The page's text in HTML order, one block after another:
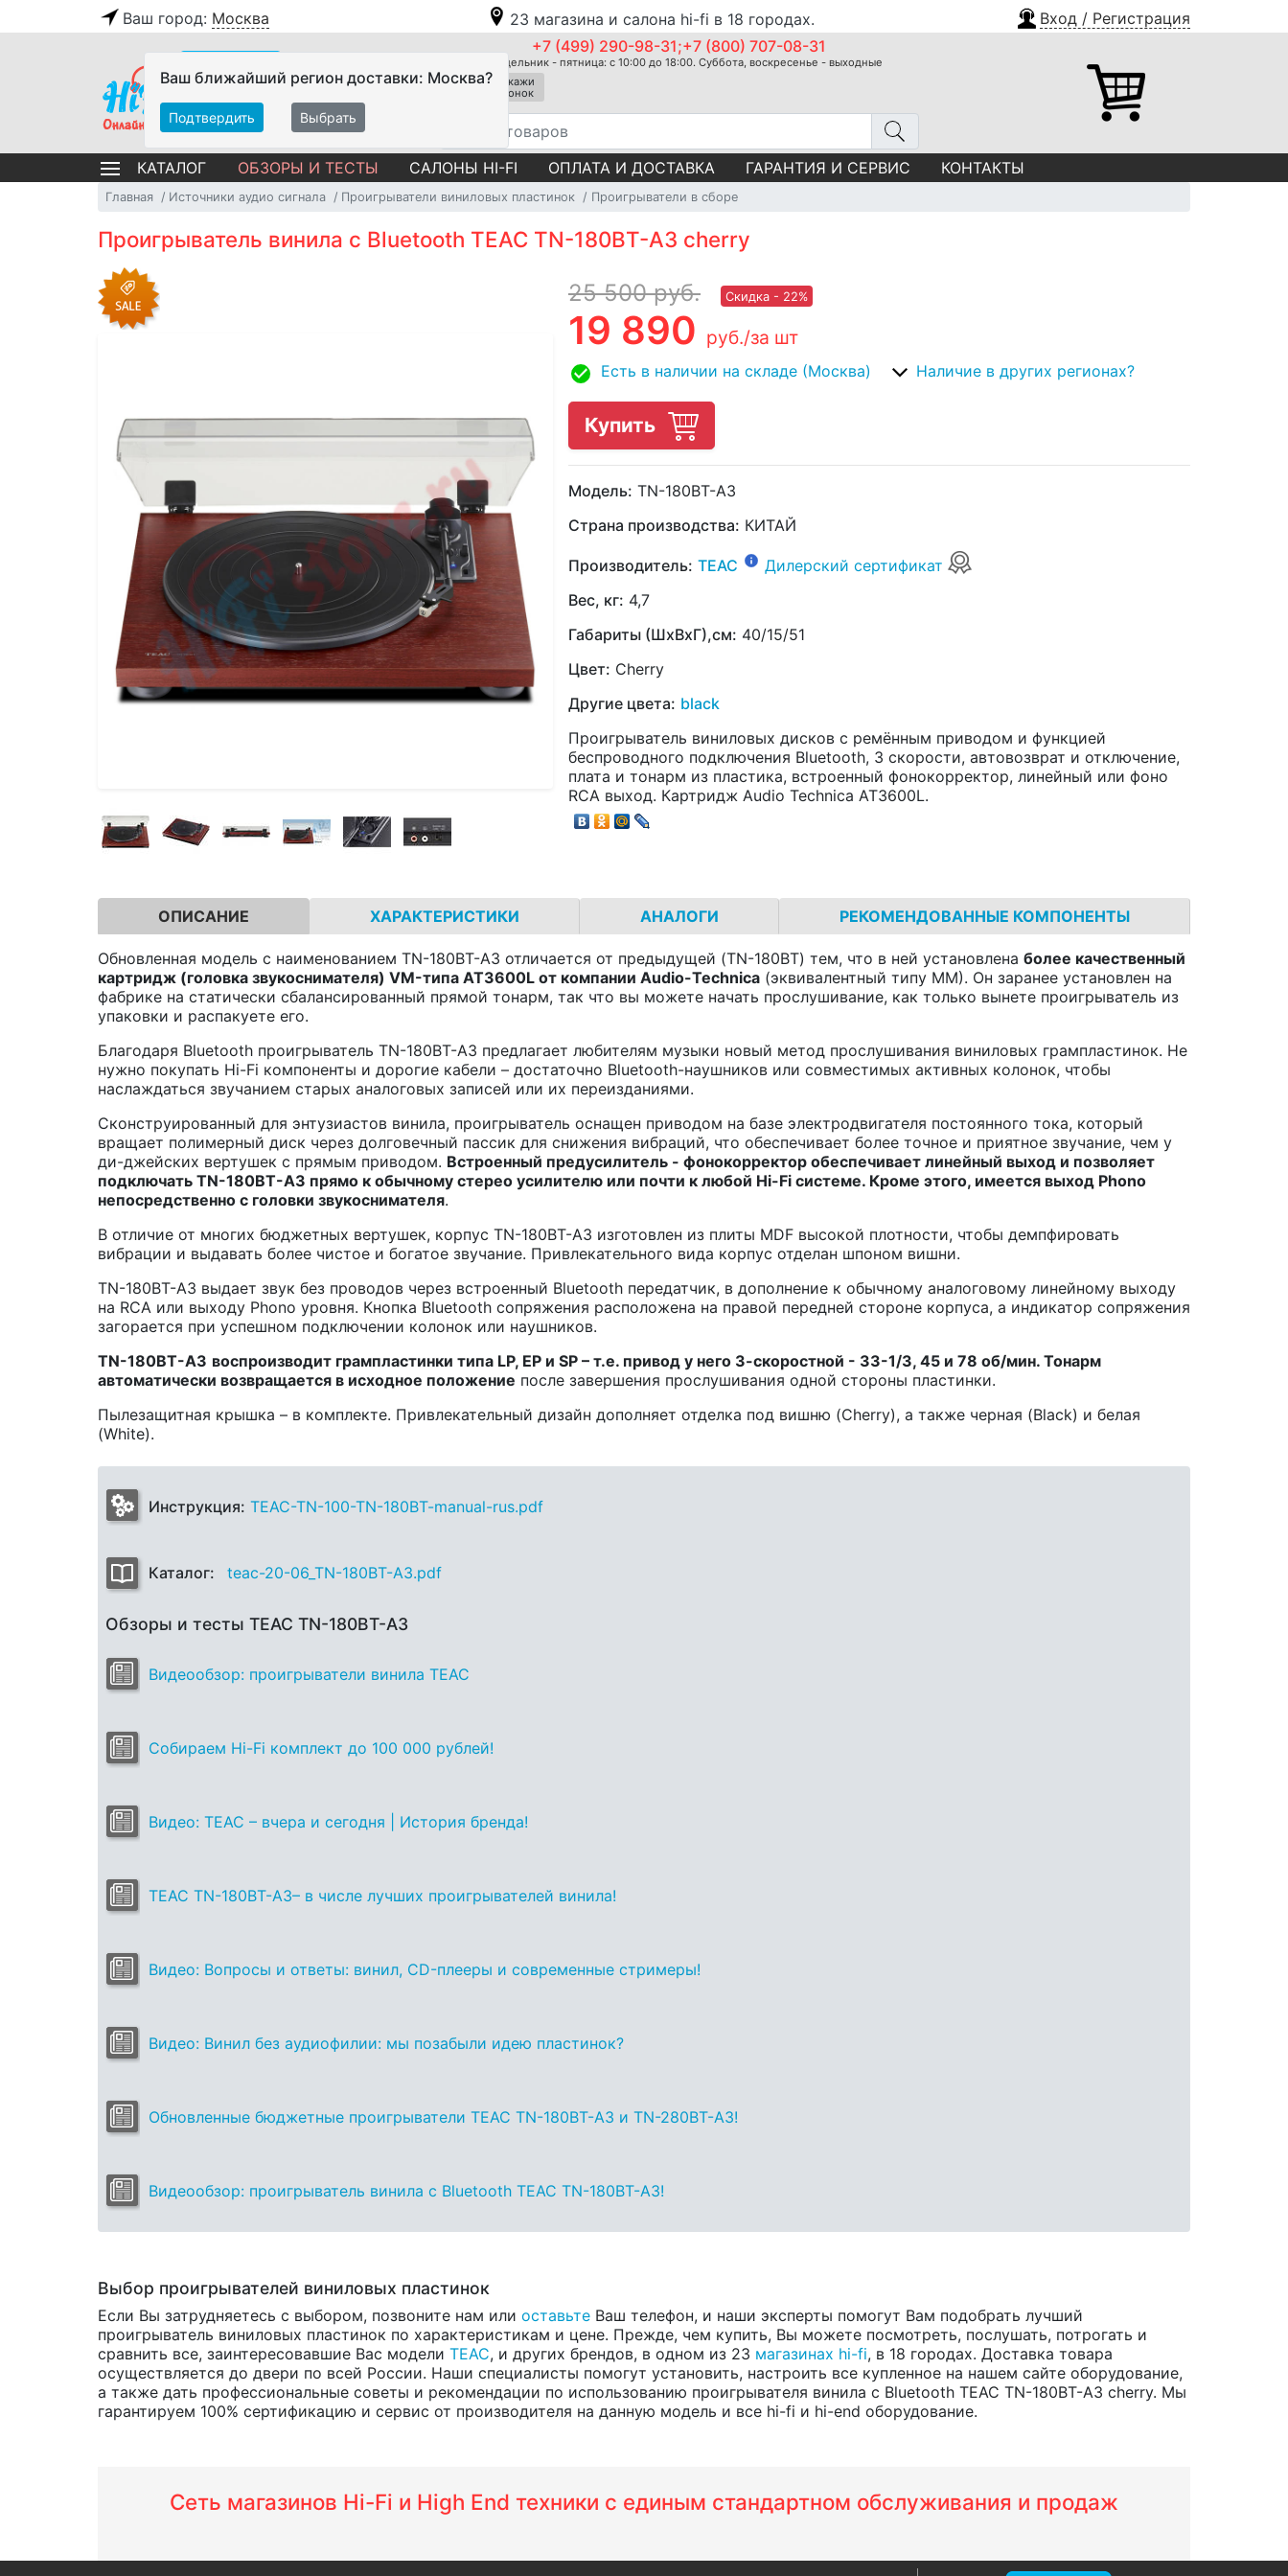
Ваш город: Москва 23 магазина и салона hi-fi в 18 городах. Вход / Регистрация
Ваш ближайший регион доставки: Москва?
Подтвердить Выбрать
+7 (499) 290-98-31;+7 (800) 707-08-31
Понедельник - пятница: с 10:00 до 18:00. Суббота, воскресенье - выходные
Закажи
звонок
КАТАЛОГ ОБЗОРЫ И ТЕСТЫ САЛОНЫ HI-FI ОПЛАТА И ДОСТАВКА ГАРАНТИЯ И СЕРВИС КОНТАКТЫ
Главная Источники аудио сигнала Проигрыватели виниловых пластинок Проигрыватели в сборе
Проигрыватель винила с Bluetooth TEAC TN-180BT-A3 cherry
25 500руб. Скидка - 22%
19 890 руб./за шт
Есть в наличии на складе (Москва) Наличие в других регионах?
Купить
Модель: TN-180BT-A3
Страна производства: КИТАЙ
Производитель: TEAC
Дилерский сертификат
Вес, кг: 4,7
Габариты (ШхВхГ),см: 40/15/51
Цвет: Cherry
Другие цвета: black
Проигрыватель виниловых дисков с ремённым приводом и функцией
беспроводного подключения Bluetooth, 3 скорости, автовозврат и отключение,
плата и тонарм из пластика, встроенный фонокорректор, линейный или фоно
RCA выход. Картридж Audio Technica AT3600L.
ОПИСАНИЕ ХАРАКТЕРИСТИКИ АНАЛОГИ РЕКОМЕНДОВАННЫЕ КОМПОНЕНТЫ
Обновленная модель с наименованием TN-180BT-A3 отличается от предыдущей (TN-180BT) тем, что в ней установлена более качественный
картридж (головка звукоснимателя) VM-типа AT3600L от компании Audio-Technica (эквивалентный типу MM). Он заранее установлен на
фабрике на статически сбалансированный прямой тонарм, так что вы можете начать прослушивание, как только вынете проигрыватель из
упаковки и распакуете его.
Благодаря Bluetooth проигрыватель TN-180BT-A3 предлагает любителям музыки новый метод прослушивания виниловых грампластинок. Не
нужно покупать Hi-Fi компоненты и дорогие кабели – достаточно Bluetooth-наушников или совместимых активных колонок, чтобы
наслаждаться звучанием старых аналоговых записей или их переизданиями.
Сконструированный для энтузиастов винила, проигрыватель оснащен приводом на базе электродвигателя постоянного тока, который
вращает полимерный диск через долговечный пассик для снижения вибраций, что обеспечивает более точное и приятное звучание, чем у
ди-джейских вертушек с прямым приводом. Встроенный предусилитель - фонокорректор обеспечивает линейный выход и позволяет
подключать TN-180BT-A3 прямо к обычному стерео усилителю или почти к любой Hi-Fi системе. Кроме этого, имеется выход Phono
непосредственно с головки звукоснимателя.
В отличие от многих бюджетных вертушек, корпус TN-180BT-A3 изготовлен из плиты MDF высокой плотности, чтобы демпфировать
вибрации и выдавать более чистое и богатое звучание. Привлекательного вида корпус отделан шпоном вишни.
TN-180BT-A3 выдает звук без проводов через встроенный Bluetooth передатчик, в дополнение к обычному аналоговому линейному выходу
на RCA или выходу Phono уровня. Кнопка Bluetooth сопряжения расположена на правой передней стороне корпуса, а индикатор сопряжения
загорается при успешном подключении колонок или наушников.
TN-180BT-A3 воспроизводит грампластинки типа LP, EP и SP – т.е. привод у него 3-скоростной - 33-1/3, 45 и 78 об/мин. Тонарм
автоматически возвращается в исходное положение после завершения прослушивания одной стороны пластинки.
Пылезащитная крышка – в комплекте. Привлекательный дизайн дополняет отделка под вишню (Cherry), а также черная (Black) и белая
(White).
Инструкция: TEAC-TN-100-TN-180BT-manual-rus.pdf
Каталог: teac-20-06_TN-180BT-A3.pdf
Обзоры и тесты TEAC TN-180BT-A3
Видеообзор: проигрыватели винила TEAC
Собираем Hi-Fi комплект до 100 000 рублей!
Видео: TEAC – вчера и сегодня | История бренда!
TEAC ТN-180BT-A3– в числе лучших проигрывателей винила!
Видео: Вопросы и ответы: винил, CD-плееры и современные стримеры!
Видео: Винил без аудиофилии: мы позабыли идею пластинок?
Обновленные бюджетные проигрыватели TEAC TN-180BT-A3 и TN-280BT-A3!
Видеообзор: проигрыватель винила с Bluetooth TEAC TN-180BT-A3!
Выбор проигрывателей виниловых пластинок
Если Вы затрудняетесь с выбором, позвоните нам или оставьте Ваш телефон, и наши эксперты помогут Вам подобрать лучший
проигрыватель виниловых пластинок по характеристикам и цене. Прежде, чем купить, Вы можете посмотреть, послушать, потрогать и
сравнить все, заинтересовавшие Вас модели TEAC, и других брендов, в одном из 23 магазинах hi-fi, в 18 городах. Доставка товара
осуществляется до двери по всей России. Наши специалисты помогут установить, настроить все купленное на нашем сайте оборудование,
а также дать профессиональные советы и рекомендации по использованию проигрывателя винила с Bluetooth TEAC TN-180BT-A3 cherry. Мы
гарантируем 100% сертификацию и сервис от производителя на данную модель и все hi-fi и hi-end оборудование.
Сеть магазинов Hi-Fi и High End техники с единым стандартном обслуживания и продаж